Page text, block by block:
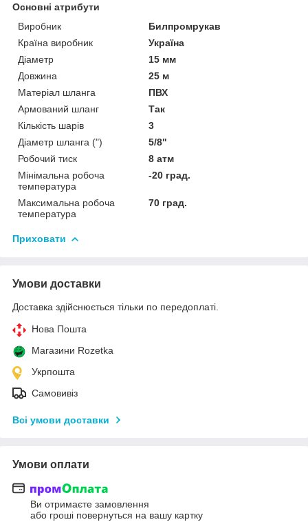
Основні атрибути
Виробник
Билпромрукав
Країна виробник
Україна
Діаметр
15 мм
Довжина
25 м
Матеріал шланга
ПВХ
Армований шланг
Так
Кількість шарів
3
Діаметр шланга (")
5/8"
Робочий тиск
8 атм
Мінімальна робоча
температура
-20 град.
Максимальна робоча
температура
70 град.
Приховати
Умови доставки
Доставка здійснюється тільки по передоплаті.
Нова Пошта
Магазини Rozetka
Укрпошта
Самовивіз
Всі умови доставки
Умови оплати
Ви отримаєте замовлення
або гроші повернуться на вашу картку